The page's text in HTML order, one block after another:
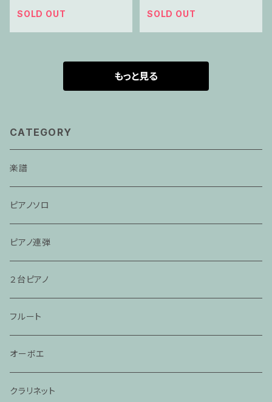
SOLD OUT
SOLD OUT
もっと見る
CATEGORY
楽譜
ピアノソロ
ピアノ連弾
２台ピアノ
フルート
オーボエ
クラリネット